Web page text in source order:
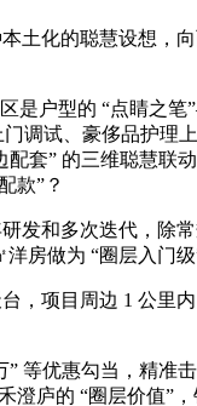
化的聪慧设想，
户型的 “点睛之
调试、豪侈品护理
套” 的三维聪慧联
款”？
和多次迭代，除
房做为 “圈层入门
项目周边 1 公里
优惠勾当，精准
庐的 “圈层价值”